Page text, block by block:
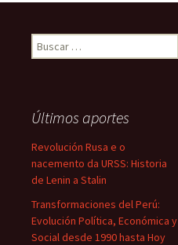
Buscar:
Últimos aportes
Revolución Rusa e o
nacemento da URSS: Historia
de Lenin a Stalin
Transformaciones del Perú:
Evolución Política, Económica y
Social desde 1990 hasta Hoy